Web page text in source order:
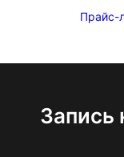
Прайс-
Запись